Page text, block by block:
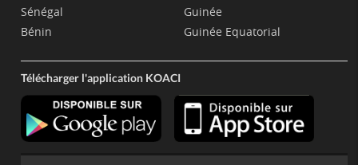
Sénégal
Bénin
Guinée
Guinée Equatorial
Télécharger l'application KOACI